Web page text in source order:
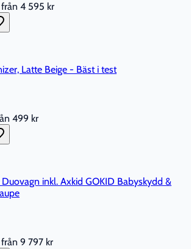
4 595 kr
Latte Beige - Bäst i test
499 kr
inkl. Axkid GOKID Babyskydd &
9 797 kr